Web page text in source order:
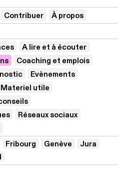
Contribuer
À propos
A lire et à écouter
Coaching et emplois
Evènements
Materiel utile
Réseaux sociaux
Fribourg Genève
Jura